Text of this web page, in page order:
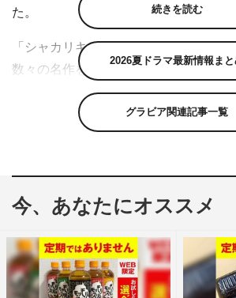
た。
「シャカリキ！」「昴」「capeta」「
数々の名作を執筆してきた漫画家・曽
リアリティと、主人公の天才性に心を
だ。そんな曽田が次に描く題材は、命
（通称：オレンジ）を志す消防官たち
れるやもわからない国難と戦うレスキ
続きを読む
2026夏ドラマ最新情報まと
グラビア関連記事一覧
今、あなたにオススメ